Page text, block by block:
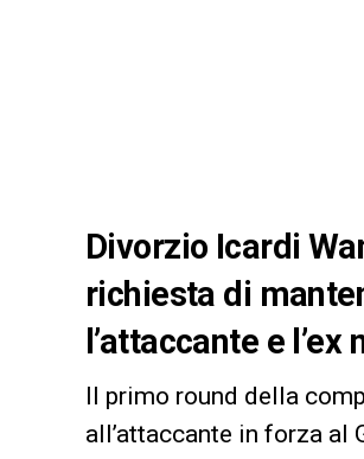
Divorzio Icardi
richiesta di
l’attaccante e l’ex
Il primo round della
all’attaccante in forza al